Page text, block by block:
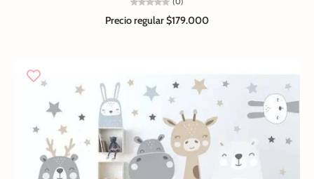
Precio regular$179.000